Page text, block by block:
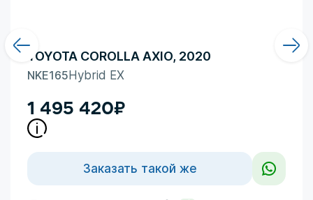
TOYOTA COROLLA AXIO, 2020
NKE165 Hybrid EX
1 495 420₽
Заказать такой же